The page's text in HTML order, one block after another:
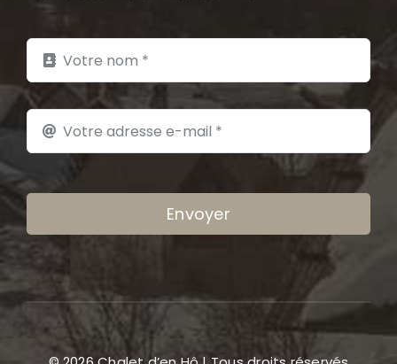
Envoyer
© 2026 Chalet d’en Hô | Tous droits réservés
Mentions légales
Politique de
Confidentialité
Gérer les COOKIES